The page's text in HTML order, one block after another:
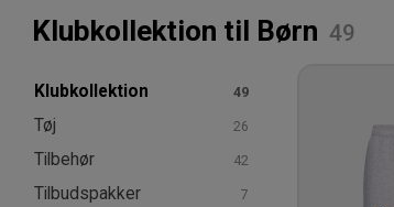
Klubkollektion til Børn
Klubkollektion
Tøj
T-shirts & poloer
Hoodies & sweatshirts
Tilbehør
Kasketter & huer
Tilbudspakker